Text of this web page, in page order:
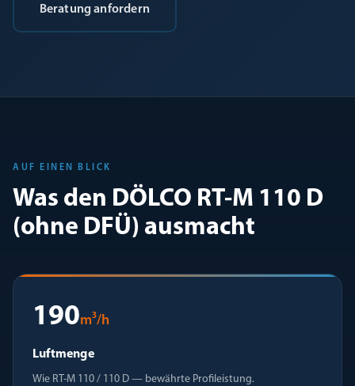
Beratung anfordern
AUF EINEN BLICK
Was den DÖLCO RT-M 110 D
(ohne DFÜ) ausmacht
190m³/h
Luftmenge
Wie RT-M 110 / 110 D — bewährte Profileistung.